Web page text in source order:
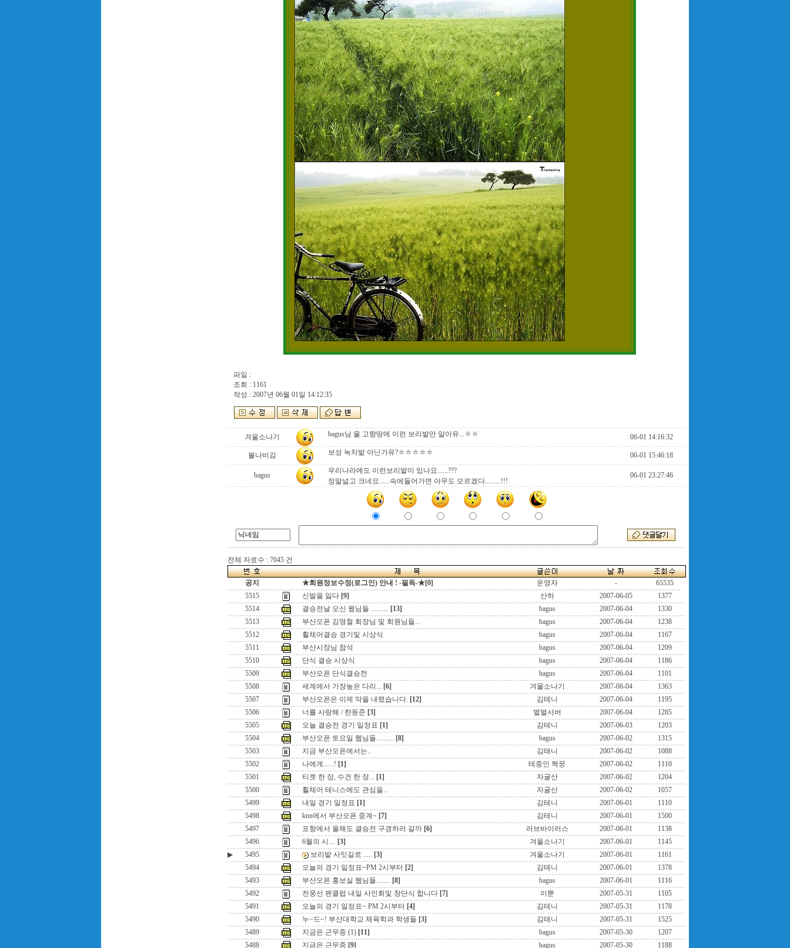
파일 :
조회 : 1161
작성 : 2007년 06월 01일 14:12:35
겨울소나기 bagus님 울 고향땅에 이런 보리밭만 알아유...ㅎㅎ 06-01 14:16:32
불나비김 보성 녹차밭 아닌가유?ㅎㅎㅎㅎㅎ 06-01 15:46:18
bagus
우리나라에도 이런보리밭이 있나요......???
정말넓고 크네요......속에들어가면 아무도 모르겠다.........!!!
06-01 23:27:46
전체 자료수 : 7045 건
공지 ★회원정보수정(로그인) 안내 ! -필독-★[0] 운영자 -
65535
5515
신발을 잃다 [9] 산하 2007-06-05
1377
5514
결승전날 오신 웹님들 .......... [13] bagus 2007-06-04
1330
5513
부산오픈 김영철 회장님 및 회원님들... bagus 2007-06-04
1238
5512
휠체어결승 경기및 시상식 bagus 2007-06-04
1167
5511
부산시장님 참석 bagus 2007-06-04
1209
5510
단식 결승 시상식 bagus 2007-06-04
1186
5509
부산오픈 단식결승전 bagus 2007-06-04
1101
5508
세계에서 가장높은 다리... [6] 겨울소나기 2007-06-04
1363
5507
부산오픈은 이제 막을 내렸습니다. [12] 김테니 2007-06-04
1195
5506
너를 사랑해 / 한동준 [3] 벌벌서버 2007-06-04
1285
5505
오늘 결승전 경기 일정표 [1] 김테니 2007-06-03
1203
5504
부산오픈 토요일 웹님들.......... [8] bagus 2007-06-02
1315
5503
지금 부산오픈에서는.. 김테니 2007-06-02
1088
5502
나에게......! [1] 테중인 짝꿍 2007-06-02
1110
5501
티켓 한 장, 수건 한 장... [1] 자굴산 2007-06-02
1204
5500
휠체어 테니스에도 관심을... 자굴산 2007-06-02
1057
5499
내일 경기 일정표 [1] 김테니 2007-06-01
1110
5498
knn에서 부산오픈 중계~ [7] 김테니 2007-06-01
1500
5497
포항에서 올해도 결승전 구갱하러 갈까 [6] 러브바이러스 2007-06-01
1138
5496
6월의 시.... [3] 겨울소나기 2007-06-01
1145
▶
5495 보리밭 사잇길로 ..... [3] 겨울소나기 2007-06-01
1161
5494
오늘의 경기 일정표~PM 2시부터 [2] 김테니 2007-06-01
1378
5493
부산오픈 홍보실 웹님들........ [8] bagus 2007-06-01
1116
5492
전웅선 펜클럽 내일 사인회및 창단식 합니다 [7] 이뿐 2007-05-31
1105
5491
오늘의 경기 일정표~ PM 2시부터 [4] 김테니 2007-05-31
1178
5490
누~드~! 부산대학교 체육학과 학생들 [3] 김테니 2007-05-31
1525
5489
지금은 근무중 (1) [11] bagus 2007-05-30
1207
5488
지금은 근무중 [9] bagus 2007-05-30 1188